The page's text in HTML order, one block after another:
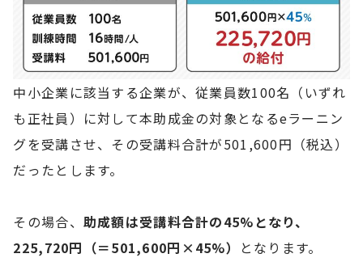
中小企業に該当する企業が、従業員数100名（いずれ
も正社員）に対して本助成金の対象となるeラーニン
グを受講させ、その受講料合計が501,600円（税込）
だったとします。
その場合、 助成額は受講料合計の45%となり、
225,720円（＝501,600円×45%）
となります。